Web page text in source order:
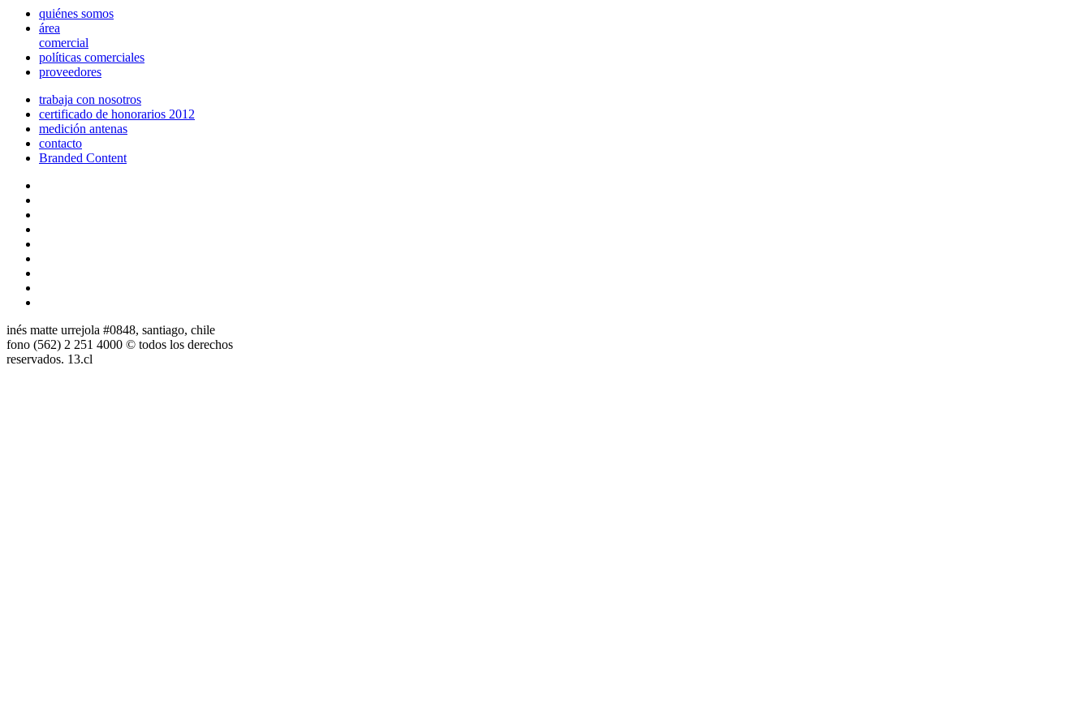
quiénes somos
área
comercial
políticas comerciales
proveedores
trabaja con nosotros
certificado de honorarios 2012
medición antenas
contacto
Branded Content
inés matte urrejola #0848, santiago, chile
fono (562) 2 251 4000 © todos los derechos
reservados. 13.cl